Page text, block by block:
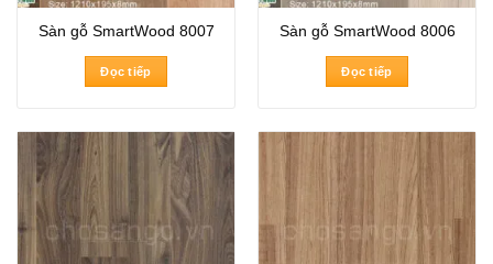
Sàn gỗ SmartWood 8007
Đọc tiếp
Sàn gỗ SmartWood 8006
Đọc tiếp